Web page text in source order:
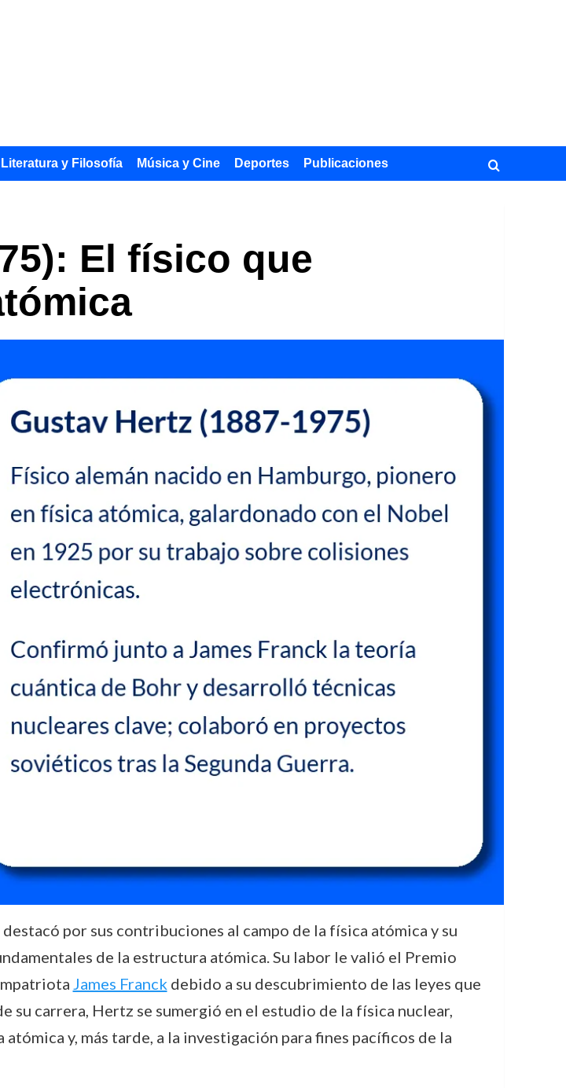
Literatura y Filosofía Música y Cine Deportes Publicaciones
El físico que
por sus contribuciones al campo de la física atómica y su
de la estructura atómica. Su labor le valió el Premio
James Franck debido a su descubrimiento de las leyes que
su carrera, Hertz se sumergió en el estudio de la física nuclear,
y, más tarde, a la investigación para fines pacíficos de la